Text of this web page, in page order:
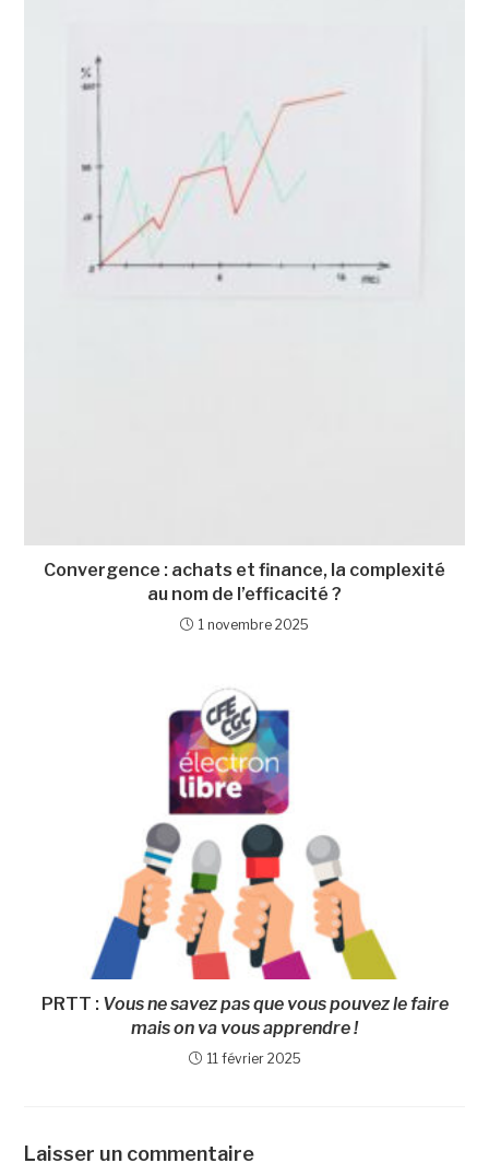
Convergence : achats et finance, la complexité
au nom de l’efficacité ?
1 novembre 2025
PRTT : Vous ne savez pas que vous pouvez le faire
mais on va vous apprendre !
11 février 2025
Laisser un commentaire